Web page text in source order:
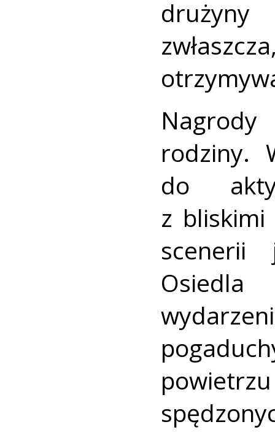
drużyny
Nagrody
rodziny.
do
z
scenerii
Osiedla